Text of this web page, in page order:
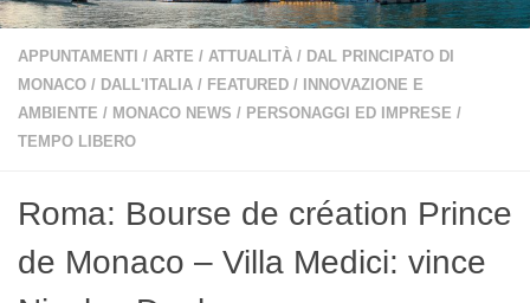
APPUNTAMENTI / ARTE / ATTUALITÀ / DAL PRINCIPATO DI
MONACO / DALL'ITALIA / FEATURED /
INNOVAZIONE E
AMBIENTE / MONACO NEWS / PERSONAGGI ED IMPRESE /
TEMPO LIBERO
Roma: Bourse de création Prince
de Monaco – Villa Medici: vince